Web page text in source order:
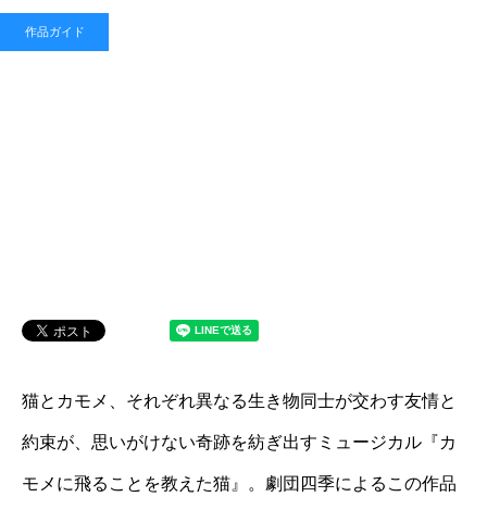
作品ガイド
猫とカモメ、それぞれ異なる生き物同士が交わす友情と
約束が、思いがけない奇跡を紡ぎ出すミュージカル『カ
モメに飛ることを教えた猫』。劇団四季によるこの作品